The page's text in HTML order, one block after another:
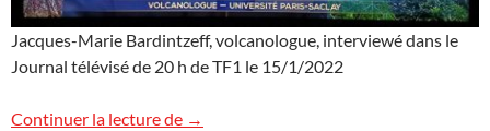
Jacques-Marie Bardintzeff, volcanologue, interviewé dans le
Journal télévisé de 20 h de TF1 le 15/1/2022
Continuer la lecture de Volcan Hunga Tonga – Hunga Ha’apai
→